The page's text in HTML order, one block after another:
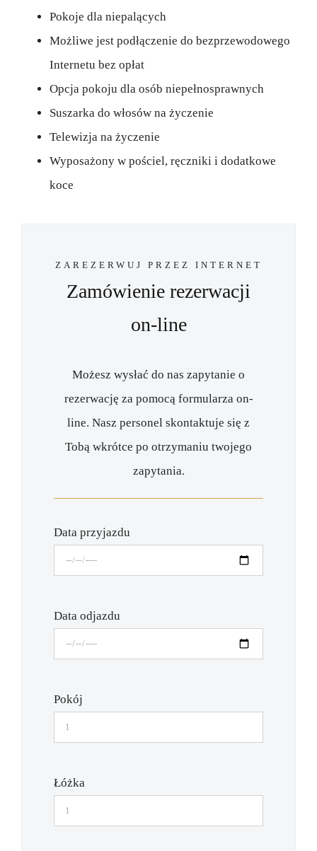
Pokoje dla niepalących
Możliwe jest podłączenie do bezprzewodowego
Internetu bez opłat
Opcja pokoju dla osób niepełnosprawnych
Suszarka do włosów na życzenie
Telewizja na życzenie
Wyposażony w pościel, ręczniki i dodatkowe
koce
ZAREZERWUJ PRZEZ INTERNET
Zamówienie rezerwacji
on-line
Możesz wysłać do nas zapytanie o
rezerwację za pomocą formularza on-
line. Nasz personel skontaktuje się z
Tobą wkrótce po otrzymaniu twojego
zapytania.
Data przyjazdu
Data odjazdu
Pokój
Łóżka